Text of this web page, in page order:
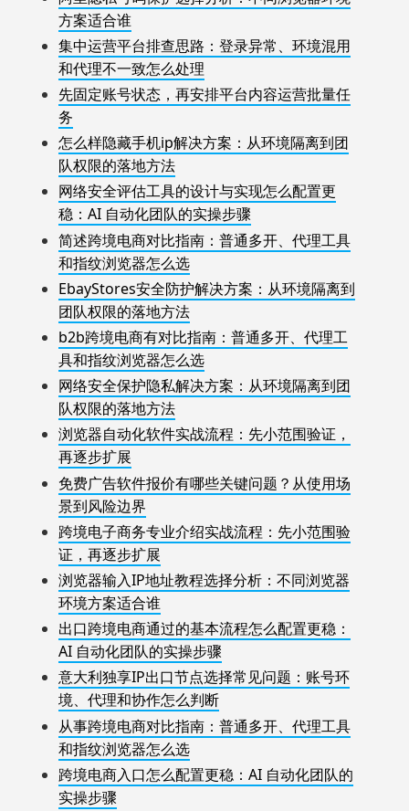
方案适合谁
集中运营平台排查思路：登录异常、环境混用
和代理不一致怎么处理
先固定账号状态，再安排平台内容运营批量任
务
怎么样隐藏手机ip解决方案：从环境隔离到团
队权限的落地方法
网络安全评估工具的设计与实现怎么配置更
稳：AI 自动化团队的实操步骤
简述跨境电商对比指南：普通多开、代理工具
和指纹浏览器怎么选
EbayStores安全防护解决方案：从环境隔离到
团队权限的落地方法
b2b跨境电商有对比指南：普通多开、代理工
具和指纹浏览器怎么选
网络安全保护隐私解决方案：从环境隔离到团
队权限的落地方法
浏览器自动化软件实战流程：先小范围验证，
再逐步扩展
免费广告软件报价有哪些关键问题？从使用场
景到风险边界
跨境电子商务专业介绍实战流程：先小范围验
证，再逐步扩展
浏览器输入IP地址教程选择分析：不同浏览器
环境方案适合谁
出口跨境电商通过的基本流程怎么配置更稳：
AI 自动化团队的实操步骤
意大利独享IP出口节点选择常见问题：账号环
境、代理和协作怎么判断
从事跨境电商对比指南：普通多开、代理工具
和指纹浏览器怎么选
跨境电商入口怎么配置更稳：AI 自动化团队的
实操步骤